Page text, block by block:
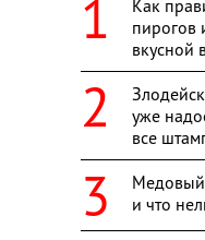
Как
пирогов
вкусной
уже
все
Медовый
и что